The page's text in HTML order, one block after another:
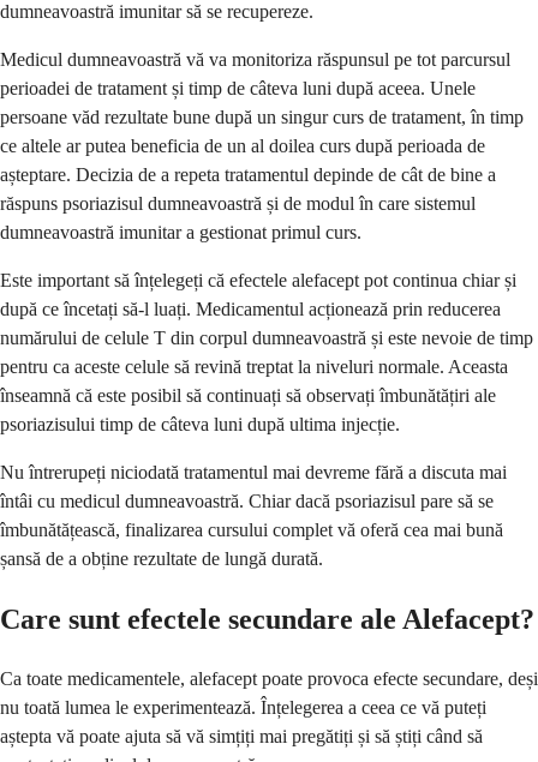
dumneavoastră imunitar să se recupereze.
Medicul dumneavoastră vă va monitoriza răspunsul pe tot parcursul
perioadei de tratament și timp de câteva luni după aceea. Unele
persoane văd rezultate bune după un singur curs de tratament, în timp
ce altele ar putea beneficia de un al doilea curs după perioada de
așteptare. Decizia de a repeta tratamentul depinde de cât de bine a
răspuns psoriazisul dumneavoastră și de modul în care sistemul
dumneavoastră imunitar a gestionat primul curs.
Este important să înțelegeți că efectele alefacept pot continua chiar și
după ce încetați să-l luați. Medicamentul acționează prin reducerea
numărului de celule T din corpul dumneavoastră și este nevoie de timp
pentru ca aceste celule să revină treptat la niveluri normale. Aceasta
înseamnă că este posibil să continuați să observați îmbunătățiri ale
psoriazisului timp de câteva luni după ultima injecție.
Nu întrerupeți niciodată tratamentul mai devreme fără a discuta mai
întâi cu medicul dumneavoastră. Chiar dacă psoriazisul pare să se
îmbunătățească, finalizarea cursului complet vă oferă cea mai bună
șansă de a obține rezultate de lungă durată.
Care sunt efectele secundare ale Alefacept?
Ca toate medicamentele, alefacept poate provoca efecte secundare, deși
nu toată lumea le experimentează. Înțelegerea a ceea ce vă puteți
aștepta vă poate ajuta să vă simțiți mai pregătiți și să știți când să